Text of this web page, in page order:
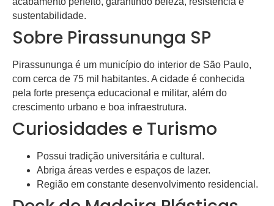
sustentabilidade.
Sobre Pirassununga SP
Pirassununga é um município do interior de São Paulo,
com cerca de 75 mil habitantes. A cidade é conhecida
pela forte presença educacional e militar, além do
crescimento urbano e boa infraestrutura.
Curiosidades e Turismo
Possui tradição universitária e cultural.
Abriga áreas verdes e espaços de lazer.
Região em constante desenvolvimento residencial.